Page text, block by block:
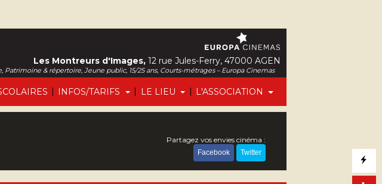
| INFOS/TARIFS | LE LIEU | L'ASSOCIATION
Les Montreurs d'Images, 12 rue Jules-Ferry, 47000 AGEN
& répertoire, Jeune public, 15/25 ans, Courts-métrages – Europa Cinemas
Partagez vos envies cinéma :
Facebook Twitter